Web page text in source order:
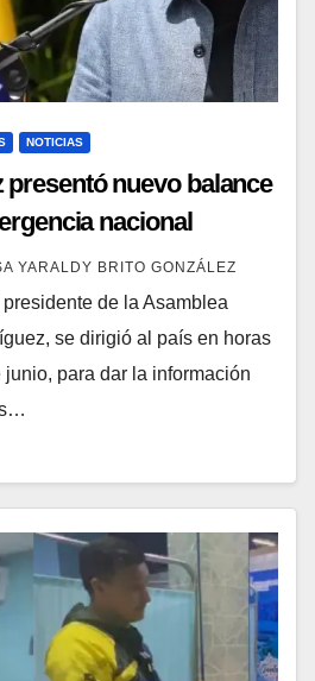
NOTICIAS
nuevo balance
nacional
YARALDY BRITO GONZÁLEZ
de la Asamblea
se dirigió al país en horas
para dar la información